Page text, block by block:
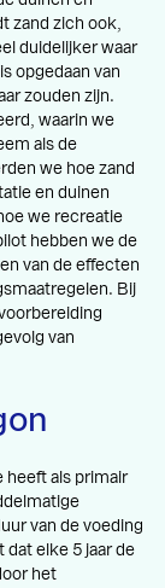
zand zich ook,
duidelijker waar
opgedaan van
zouden zijn.
waarin we
als de
we hoe zand
en duinen
we recreatie
hebben we de
van de effecten
Bij
van
heeft als primair
van de voeding
dat elke 5 jaar de
het